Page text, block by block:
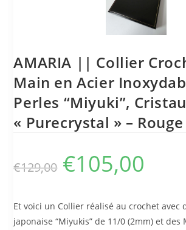
AMARIA || Collier
Main en Acier
Perles “Miyuki”,
« Purecrystal » – Rouge
€129,00 €105,00
Et voici un Collier réalisé au crochet avec
japonaise “Miyukis” de 11/0 (2mm) et des